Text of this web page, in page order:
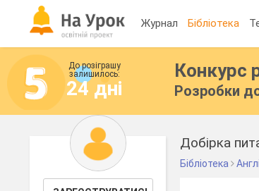
Журнал Бібліотека
До розіграшу
залишилось:
24 дні
Конкурс
Розробки
Добірка
Бібліотека